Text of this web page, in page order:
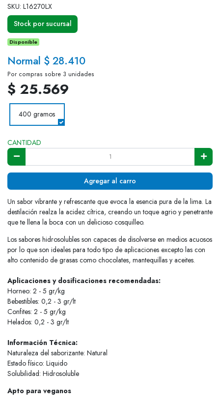
SKU: L16270LX
Stock por sucursal
Disponible
Normal $ 28.410
Por compras sobre 3 unidades
$ 25.569
400 gramos
CANTIDAD
Agregar al carro
Un sabor vibrante y refrescante que evoca la esencia pura de la lima. La
destilación realza la acidez cítrica, creando un toque agrio y penetrante
que te llena la boca con un delicioso cosquilleo.
Los sabores hidrosolubles son capaces de disolverse en medios acuosos
por lo que son ideales para todo tipo de aplicaciones excepto las con
alto contenido de grasas como chocolates, mantequillas y aceites.
Aplicaciones y dosificaciones recomendadas:
Horneo: 2 - 5 gr/kg
Bebestibles: 0,2 - 3 gr/lt
Confites: 2 - 5 gr/kg
Helados: 0,2 - 3 gr/lt
Información Técnica:
Naturaleza del saborizante: Natural
Estado físico: Liquido
Solubilidad: Hidrosoluble
Apto para veganos